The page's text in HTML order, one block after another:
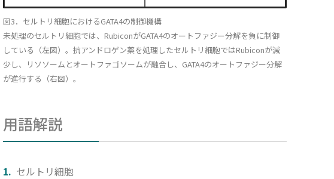
図3．セルトリ細胞におけるGATA4の制御機構
未処理のセルトリ細胞では、RubiconがGATA4のオートファジー分解を負に制御
している（左図）。抗アンドロゲン薬を処理したセルトリ細胞ではRubiconが減
少し、リソソームとオートファゴソームが融合し、GATA4のオートファジー分解
が進行する（右図）。
用語解説
セルトリ細胞